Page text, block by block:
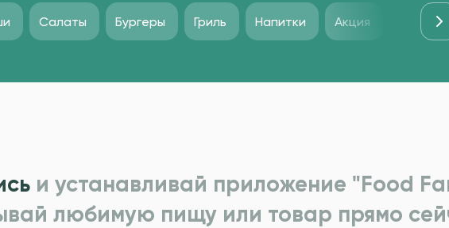
Салаты Бургеры Гриль Напитки Акция
и устанавливай приложение "Food
любимую пищу или товар прямо